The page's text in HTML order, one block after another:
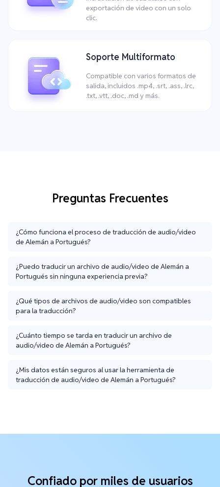
exportación de video con un solo
clic.
Soporte Multiformato
Compatible con varios formatos de
salida, incluidos .mp4, .srt, .ass, .lrc,
.txt, .vtt, .doc, .md y más.
Preguntas Frecuentes
¿Cómo funciona el proceso de traducción de audio/video
de Alemán a Portugués?
¿Puedo traducir un archivo de audio/video de Alemán a
Portugués sin ninguna experiencia previa?
¿Qué tipos de archivos de audio/video son compatibles
para la traducción?
¿Cuánto tiempo se tarda en traducir un archivo de
audio/video de Alemán a Portugués?
¿Mis datos están seguros al usar la herramienta de
traducción de audio/video de Alemán a Portugués?
Confiado por miles de usuarios